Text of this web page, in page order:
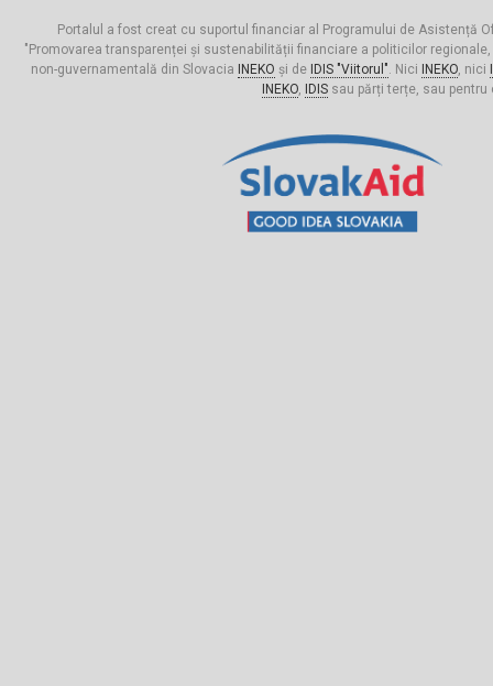
Portalul a fost creat cu suportul financiar al Programului de Asistență
"Promovarea transparenței și sustenabilității financiare a politicilor
non-guvernamentală din Slovacia
INEKO și de IDIS "Viitorul". Nici INEKO, nici
INEKO, IDISsau părți terțe, sau pentru